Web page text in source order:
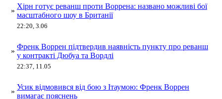
»
Хірн готує реванш проти Воррена: названо можливі бої
масштабного шоу в Британії
22:20, 3.06
»
Френк Воррен підтвердив наявність пункту про реванш
у контракті Дюбуа та Вордлі
22:37, 11.05
»
Усик відмовився від бою з Ітаумою: Френк Воррен
вимагає пояснень